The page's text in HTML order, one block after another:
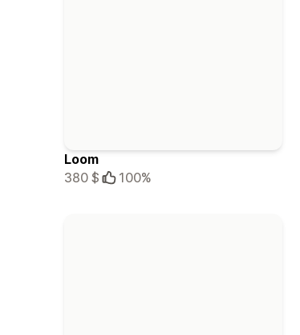
Loom
380 $
100%